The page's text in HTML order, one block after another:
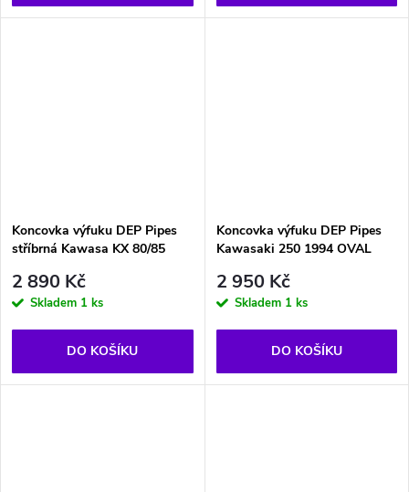
Koncovka výfuku DEP Pipes
stříbrná Kawasa KX 80/85
2 890 Kč
Skladem 1 ks
DO KOŠÍKU
Koncovka výfuku DEP Pipes
Kawasaki 250 1994 OVAL
2 950 Kč
Skladem 1 ks
DO KOŠÍKU